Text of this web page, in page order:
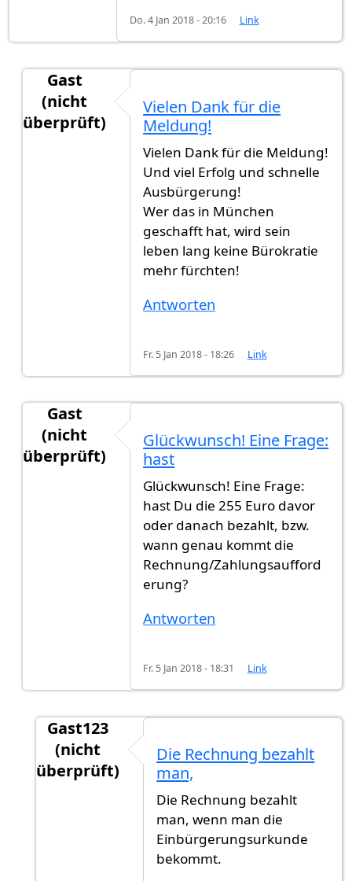
Do. 4 Jan 2018 - 20:16 Link
Gast
(nicht
überprüft)
Vielen Dank für die
Meldung!
Vielen Dank für die Meldung!
Und viel Erfolg und schnelle
Ausbürgerung!
Wer das in München
geschafft hat, wird sein
leben lang keine Bürokratie
mehr fürchten!
Antworten
Fr. 5 Jan 2018 - 18:26 Link
Gast
(nicht
überprüft)
Heute habe ich die von gast123
Glückwunsch! Eine Frage:
hast
Glückwunsch! Eine Frage:
hast Du die 255 Euro davor
oder danach bezahlt, bzw.
wann genau kommt die
Rechnung/Zahlungsaufford
erung?
Antworten
Fr. 5 Jan 2018 - 18:31 Link
Gast123
(nicht
überprüft)
Glückwunsch! Eine Frage: hast
Die Rechnung bezahlt
man,
Die Rechnung bezahlt
man, wenn man die
Einbürgerungsurkunde
bekommt.